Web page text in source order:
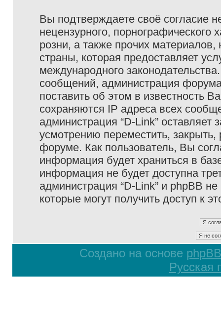
Вы подтверждаете своё согласие
нецензурного, порнографического
розни, а также прочих
страны, которая предоставляет
международного
сообщений, администрация
поставить об этом в известность
сохраняются IP адреса всех
администрация “D-Link”
усмотрению переместить,
форуме. Как пользователь, Вы
информация будет храниться в
информация не будет доступна
администрация “D-Link” и phpBB
которые могут получить доступ к
Создано на основе phpBB
Русская